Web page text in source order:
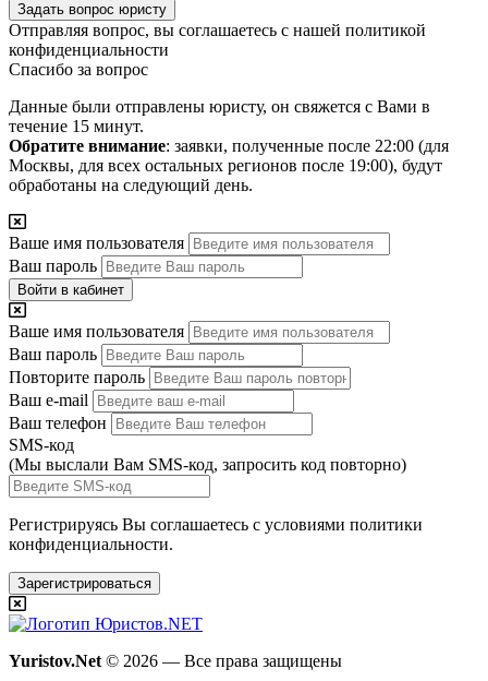
Задать вопрос юристу
Отправляя вопрос, вы соглашаетесь с нашей политикой
конфиденциальности
Спасибо за вопрос
Данные были отправлены юристу, он свяжется с Вами в
течение 15 минут.
Обратите внимание: заявки, полученные после 22:00 (для
Москвы, для всех остальных регионов после 19:00), будут
обработаны на следующий день.
Ваше имя пользователя
Ваш пароль
Войти в кабинет
Ваше имя пользователя
Ваш пароль
Повторите пароль
Ваш e-mail
Ваш телефон
SMS-код
(Мы выслали Вам SMS-код, запросить код повторно)
Регистрируясь Вы соглашаетесь с условиями политики
конфиденциальности.
Зарегистрироваться
Yuristov.Net © 2026 — Все права защищены